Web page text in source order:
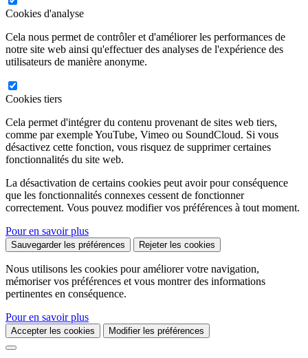
Cookies d'analyse
Cela nous permet de contrôler et d'améliorer les performances de
notre site web ainsi qu'effectuer des analyses de l'expérience des
utilisateurs de manière anonyme.
Cookies tiers
Cela permet d'intégrer du contenu provenant de sites web tiers,
comme par exemple YouTube, Vimeo ou SoundCloud. Si vous
désactivez cette fonction, vous risquez de supprimer certaines
fonctionnalités du site web.
La désactivation de certains cookies peut avoir pour conséquence
que les fonctionnalités connexes cessent de fonctionner
correctement. Vous pouvez modifier vos préférences à tout moment.
Pour en savoir plus
Sauvegarder les préférences Rejeter les cookies
Nous utilisons les cookies pour améliorer votre navigation,
mémoriser vos préférences et vous montrer des informations
pertinentes en conséquence.
Pour en savoir plus
Accepter les cookies Modifier les préférences